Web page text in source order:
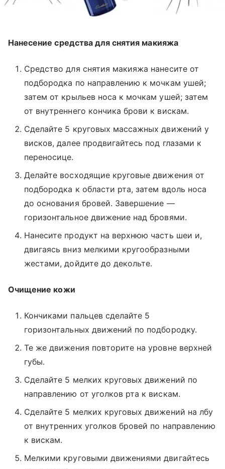
Нанесение средства для снятия макияжа
Средство для снятия макияжа нанесите от
подбородка по направлению к мочкам ушей;
затем от крыльев носа к мочкам ушей; затем
от внутреннего кончика брови к вискам.
Сделайте 5 круговых массажных движений у
висков, далее продвигайтесь под глазами к
переносице.
Делайте восходящие круговые движения от
подбородка к области рта, затем вдоль носа
до основания бровей. Завершение —
горизонтальное движение над бровями.
Нанесите продукт на верхнюю часть шеи и,
двигаясь вниз мелкими кругообразными
жестами, дойдите до декольте.
Очищение кожи
Кончиками пальцев сделайте 5
горизонтальных движений по подбородку.
Те же движения повторите на уровне верхней
губы.
Сделайте 5 мелких круговых движений по
направлению от уголков рта к вискам.
Сделайте 5 мелких круговых движений на лбу
от внутренних уголков бровей по направлению
к вискам.
Мелкими круговыми движениями двигайтесь